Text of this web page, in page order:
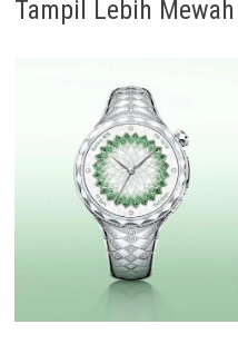
Tampil Lebih Mewah